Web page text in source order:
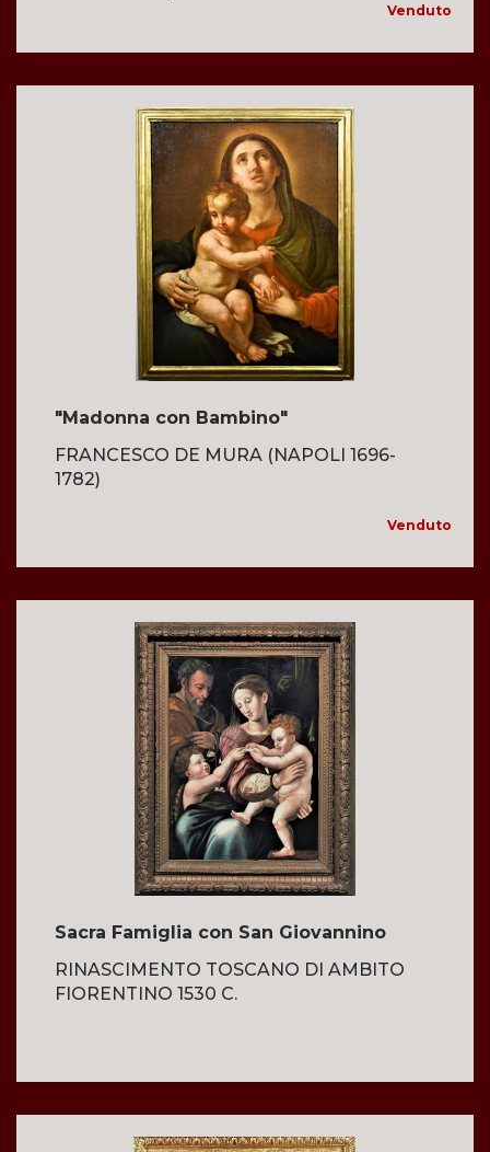
Venduto
"Madonna con Bambino"
FRANCESCO DE MURA (NAPOLI 1696-
1782)
Venduto
Sacra Famiglia con San Giovannino
RINASCIMENTO TOSCANO DI AMBITO
FIORENTINO 1530 C.